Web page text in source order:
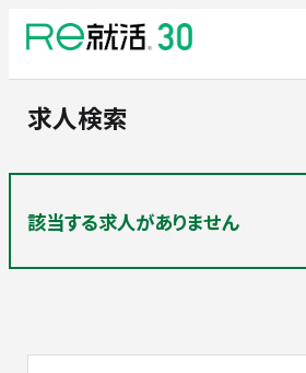
求人検索
該当する求人がありません